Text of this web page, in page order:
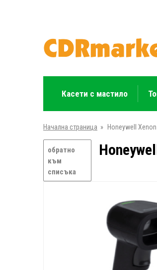
Касети с мастило
Начална страница » Honeywell Xenon
обратно
към
списъка